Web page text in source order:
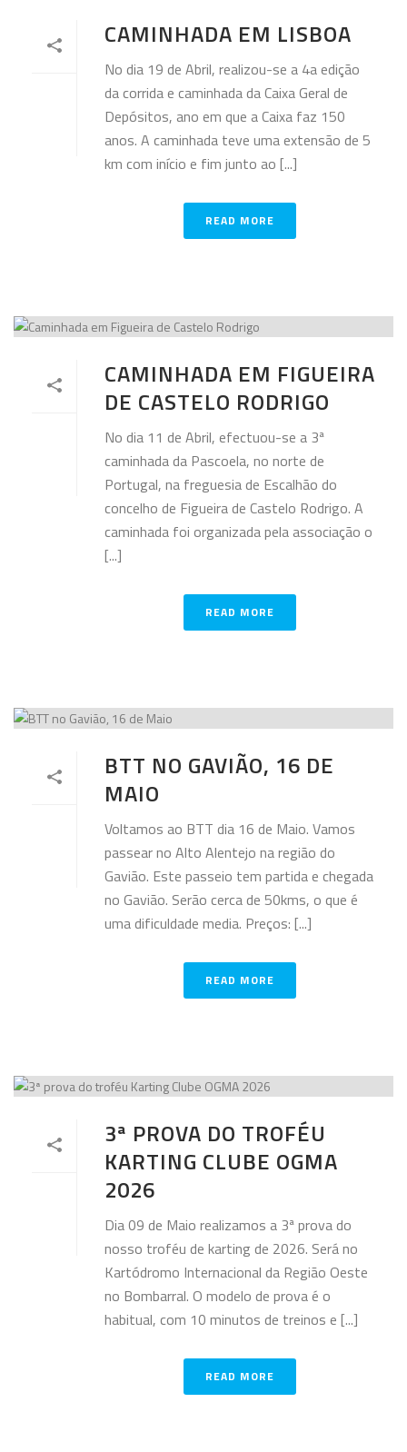
CAMINHADA EM LISBOA
No dia 19 de Abril, realizou-se a 4a edição
da corrida e caminhada da Caixa Geral de
Depósitos, ano em que a Caixa faz 150
anos. A caminhada teve uma extensão de 5
km com início e fim junto ao [...]
READ MORE
CAMINHADA EM FIGUEIRA
DE CASTELO RODRIGO
No dia 11 de Abril, efectuou-se a 3ª
caminhada da Pascoela, no norte de
Portugal, na freguesia de Escalhão do
concelho de Figueira de Castelo Rodrigo. A
caminhada foi organizada pela associação o
[...]
READ MORE
BTT NO GAVIÃO, 16 DE
MAIO
Voltamos ao BTT dia 16 de Maio. Vamos
passear no Alto Alentejo na região do
Gavião. Este passeio tem partida e chegada
no Gavião. Serão cerca de 50kms, o que é
uma dificuldade media. Preços: [...]
READ MORE
3ª PROVA DO TROFÉU
KARTING CLUBE OGMA
2026
Dia 09 de Maio realizamos a 3ª prova do
nosso troféu de karting de 2026. Será no
Kartódromo Internacional da Região Oeste
no Bombarral. O modelo de prova é o
habitual, com 10 minutos de treinos e [...]
READ MORE